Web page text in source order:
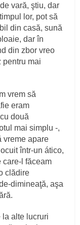
vară, ştiu, dar
lor, pot să
din casă, sună
dar în
din zbor vreo
pentru mai
vrem să
eram
două
mai simplu -,
vreme apare
într-un ático,
care-l făceam
clădire
dimineaţă, aşa
la alte lucruri